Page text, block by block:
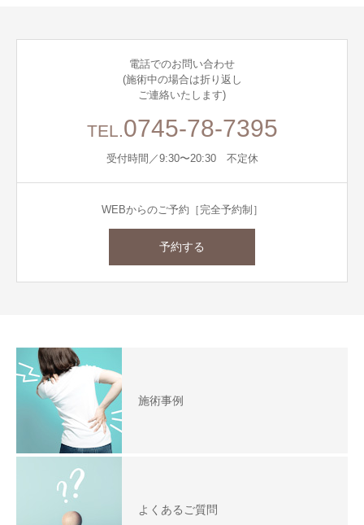
電話でのお問い合わせ
(施術中の場合は折り返し
ご連絡いたします)
TEL.0745-78-7395
受付時間／9:30〜20:30 不定休
WEBからのご予約［完全予約制］
予約する
施術事例
よくあるご質問